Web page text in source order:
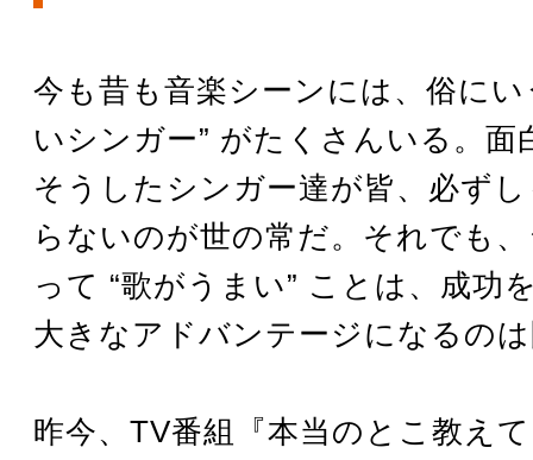
今も昔も音楽シーンには、俗にい
いシンガー” がたくさんいる。面
そうしたシンガー達が皆、必ず
らないのが世の常だ。それでも
って “歌がうまい” ことは、成功
大きなアドバンテージになるの
昨今、TV番組『本当のとこ教え